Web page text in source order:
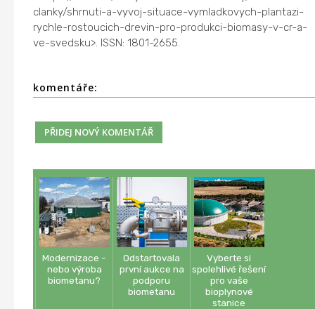
clanky/shrnuti-a-vyvoj-situace-vymladkovych-plantazi-
rychle-rostoucich-drevin-pro-produkci-biomasy-v-cr-a-
ve-svedsku>. ISSN: 1801-2655.
komentáře:
Modernizace -
nebo výroba
biometanu?
Odstartovala
první aukce na
podporu
biometanu
Vyberte si
spolehlivé řešení
pro vaše
bioplynové
stanice